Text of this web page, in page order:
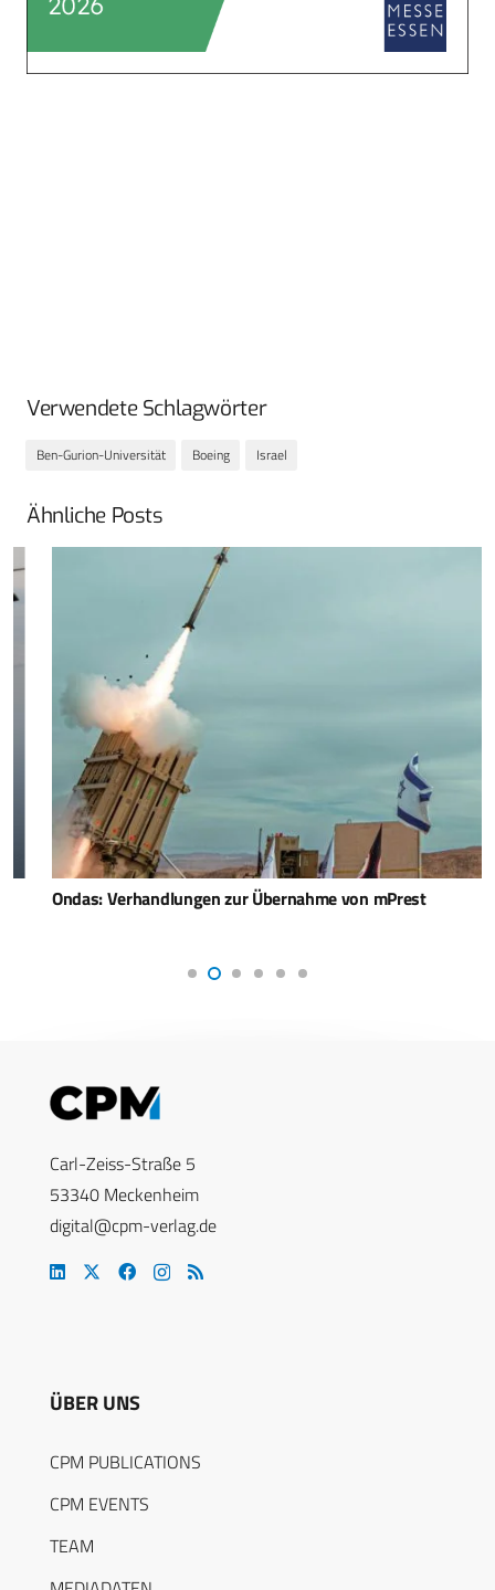
Verwendete Schlagwörter
Ben-Gurion-Universität Boeing Israel
Ähnliche Posts
Ondas: Verhandlungen zur Übernahme von mPrest
Carl-Zeiss-Straße 5
53340 Meckenheim
digital@cpm-verlag.de
ÜBER UNS
CPM PUBLICATIONS
CPM EVENTS
TEAM